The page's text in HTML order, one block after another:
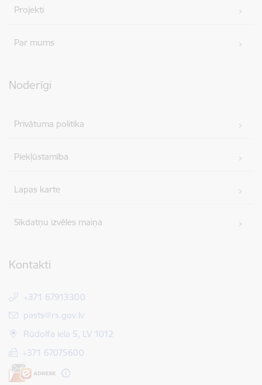
Projekti
Par mums
Noderīgi
Privātuma politika
Piekļūstamība
Lapas karte
Sīkdatņu izvēles maiņa
Kontakti
+371 67913300
E-pasts:
pasts@rs.gov.lv
Rūdolfa iela 5, LV 1012
+371 67075600